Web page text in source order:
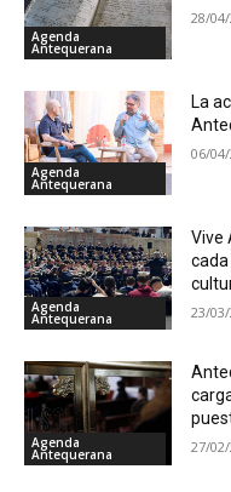
Agenda
Antequerana
28/
Agenda
Antequerana
La
06/
Agenda
Antequerana
Vive
23/
Agenda
Antequerana 27/